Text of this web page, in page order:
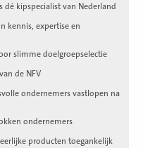
kipspecialist van Nederland
kennis, expertise en
slimme doelgroepselectie
de NFV
ondernemers vastlopen na
ondernemers
producten toegankelijk